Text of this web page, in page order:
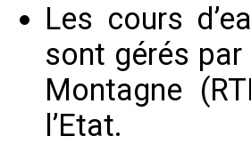
Les cours
sont gérés
Montagne
l’Etat.